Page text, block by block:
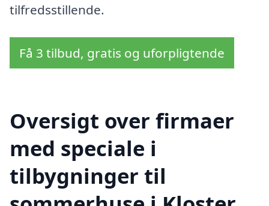
tilfredsstillende.
Få 3 tilbud, gratis og uforpligtende
Oversigt over firmaer
med speciale i
tilbygninger til